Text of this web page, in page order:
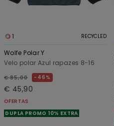
1 RECYCLED
Wolfe Polar Y
Velo polar Azul rapazes 8-16
€ 85,00 46%
€ 45,90
OFERTAS
DUPLA PROMO 10% EXTRA